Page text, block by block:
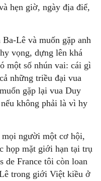
hẹn giờ, ngày địa điể,
Lê và muốn gặp anh
vọng, dựng lên khá
một số nhún vai: cái gì
những triều đại vua
gặp lại vua Duy
không phải là vì hy
mọi người một cơ hội,
họp mặt giới hạn tại trụ
de France tôi còn loan
trong giới Việt kiều ở